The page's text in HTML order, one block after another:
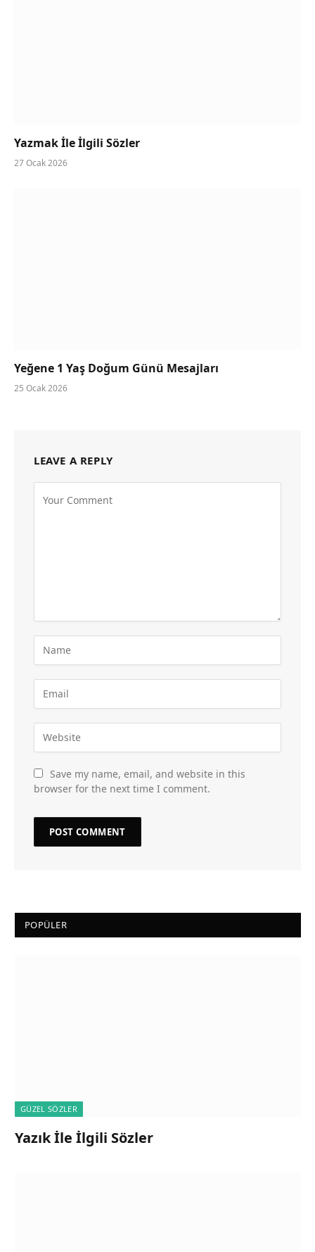
Yazmak İle İlgili Sözler
27 Ocak 2026
Yeğene 1 Yaş Doğum Günü Mesajları
25 Ocak 2026
LEAVE A REPLY
Save my name, email, and website in this
browser for the next time I comment.
POPÜLER
GÜZEL SÖZLER
Yazık İle İlgili Sözler